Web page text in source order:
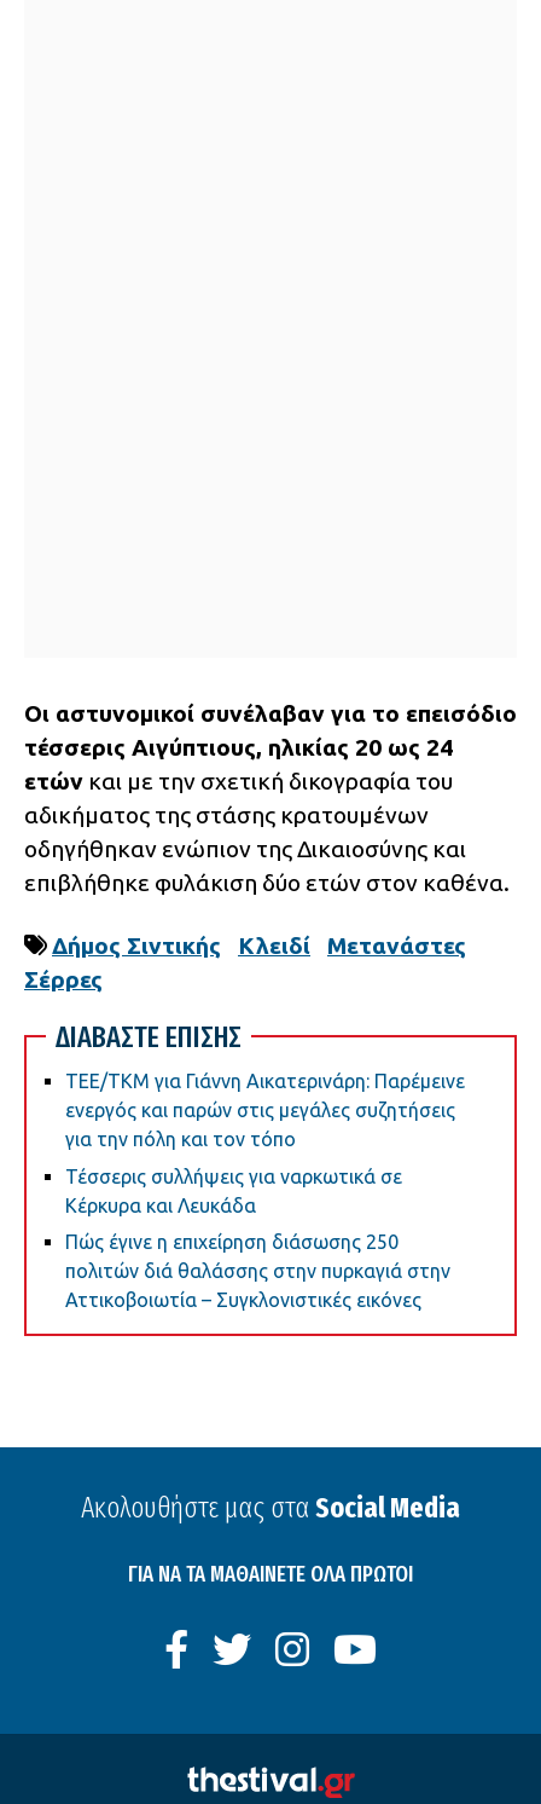
Οι αστυνομικοί συνέλαβαν για το επεισόδιο
τέσσερις Αιγύπτιους, ηλικίας 20 ως 24
ετών και με την σχετική δικογραφία του
αδικήματος της στάσης κρατουμένων
οδηγήθηκαν ενώπιον της Δικαιοσύνης και
επιβλήθηκε φυλάκιση δύο ετών στον καθένα.
Δήμος Σιντικής Κλειδί
Μετανάστες
Σέρρες
ΔΙΑΒΑΣΤΕ ΕΠΙΣΗΣ
ΤΕΕ/ΤΚΜ για Γιάννη Αικατερινάρη: Παρέμεινε
ενεργός και παρών στις μεγάλες συζητήσεις
για την πόλη και τον τόπο
Τέσσερις συλλήψεις για ναρκωτικά σε
Κέρκυρα και Λευκάδα
Πώς έγινε η επιχείρηση διάσωσης 250
πολιτών διά θαλάσσης στην πυρκαγιά στην
Αττικοβοιωτία – Συγκλονιστικές εικόνες
Ακολουθήστε μας στα Social Media
ΓΙΑ ΝΑ ΤΑ ΜΑΘΑΙΝΕΤΕ ΟΛΑ ΠΡΩΤΟΙ